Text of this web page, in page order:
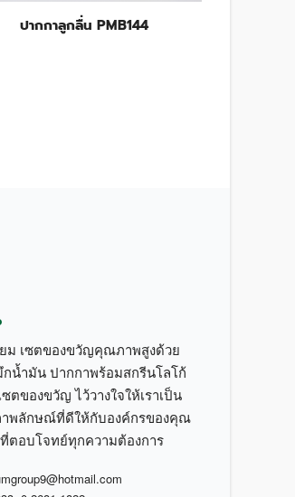
ปากกาลูกลื่น PMB144
ม เซตของขวัญคุณภาพสูงด้วย
น้ำมัน ปากกาพร้อมสกรีนโลโก้
ตของขวัญ ไว้วางใจให้เราเป็น
าพลักษณ์ที่ดีให้กับองค์กรของคุณ
ตอบโจทย์ทุกความต้องการ